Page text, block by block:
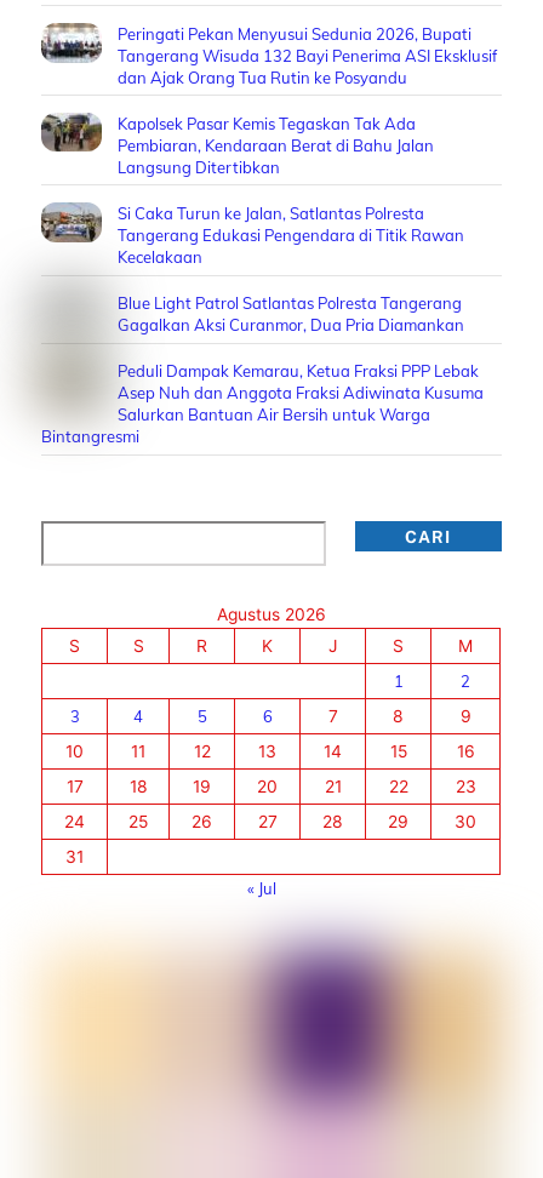
Peringati Pekan Menyusui Sedunia 2026, Bupati
Tangerang Wisuda 132 Bayi Penerima ASI Eksklusif
dan Ajak Orang Tua Rutin ke Posyandu
Kapolsek Pasar Kemis Tegaskan Tak Ada
Pembiaran, Kendaraan Berat di Bahu Jalan
Langsung Ditertibkan
Si Caka Turun ke Jalan, Satlantas Polresta
Tangerang Edukasi Pengendara di Titik Rawan
Kecelakaan
Blue Light Patrol Satlantas Polresta Tangerang
Gagalkan Aksi Curanmor, Dua Pria Diamankan
Peduli Dampak Kemarau, Ketua Fraksi PPP Lebak
Asep Nuh dan Anggota Fraksi Adiwinata Kusuma
Salurkan Bantuan Air Bersih untuk Warga
Bintangresmi
CARI
Agustus 2026
S
S R K J S
M
1
2
3
4 5 6 7 8
9
10
11 12 13 14 15
16
17
18 19 20 21 22
23
24
25 26 27 28 29
30
31
« Jul